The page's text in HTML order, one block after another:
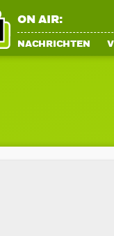
ON AIR:
NACHRICHTEN